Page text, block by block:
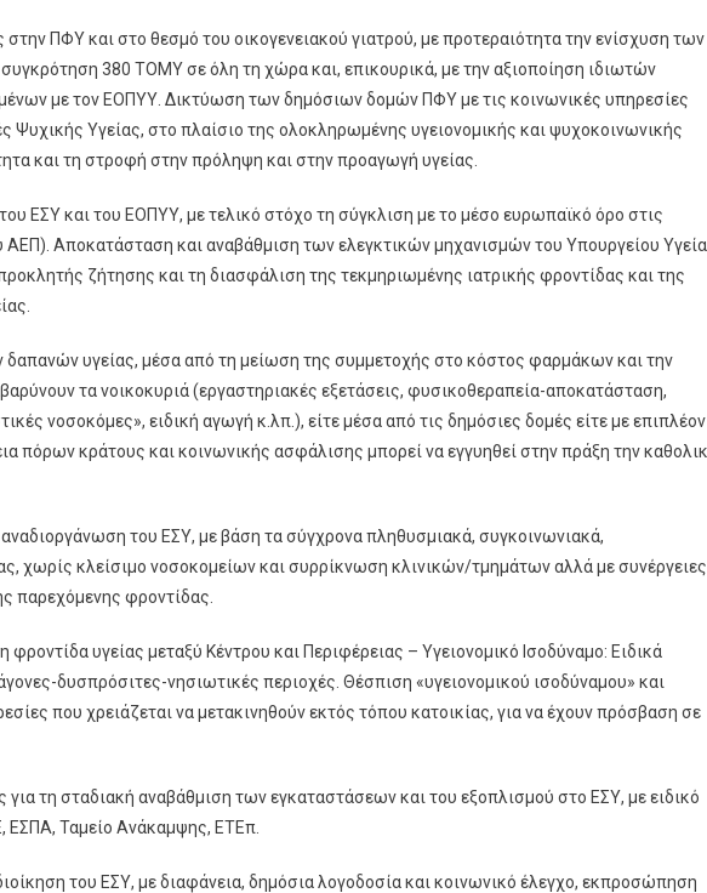
ΠΦΥ και στο θεσμό του οικογενειακού γιατρού, με προτεραιότητα την ενίσχυση των
380 ΤΟΜΥ σε όλη τη χώρα και, επικουρικά, με την αξιοποίηση ιδιωτών
με τον ΕΟΠΥΥ. Δικτύωση των δημόσιων δομών ΠΦΥ με τις κοινωνικές υπηρεσίες
Ψυχικής Υγείας, στο πλαίσιο της ολοκληρωμένης υγειονομικής και ψυχοκοινωνικής
και τη στροφή στην πρόληψη και στην προαγωγή υγείας.
ΕΣΥ και του ΕΟΠΥΥ, με τελικό στόχο τη σύγκλιση με το μέσο ευρωπαϊκό όρο στις
ΑΕΠ). Αποκατάσταση και αναβάθμιση των ελεγκτικών μηχανισμών του Υπουργείου
ζήτησης και τη διασφάλιση της τεκμηριωμένης ιατρικής φροντίδας και της
υγείας, μέσα από τη μείωση της συμμετοχής στο κόστος φαρμάκων και την
τα νοικοκυριά (εργαστηριακές εξετάσεις, φυσικοθεραπεία-αποκατάσταση,
νοσοκόμες», ειδική αγωγή κ.λπ.), είτε μέσα από τις δημόσιες δομές είτε με επιπλέον
πόρων κράτους και κοινωνικής ασφάλισης μπορεί να εγγυηθεί στην πράξη την
του ΕΣΥ, με βάση τα σύγχρονα πληθυσμιακά, συγκοινωνιακά,
χωρίς κλείσιμο νοσοκομείων και συρρίκνωση κλινικών/τμημάτων αλλά με συνέργειες
παρεχόμενης φροντίδας.
υγείας μεταξύ Κέντρου και Περιφέρειας – Υγειονομικό Ισοδύναμο: Ειδικά
δυσπρόσιτες-νησιωτικές περιοχές. Θέσπιση «υγειονομικού ισοδύναμου» και
που χρειάζεται να μετακινηθούν εκτός τόπου κατοικίας, για να έχουν πρόσβαση σε
για τη σταδιακή αναβάθμιση των εγκαταστάσεων και του εξοπλισμού στο ΕΣΥ, με ειδικό
ΕΣΠΑ, Ταμείο Ανάκαμψης, ΕΤΕπ.
του ΕΣΥ, με διαφάνεια, δημόσια λογοδοσία και κοινωνικό έλεγχο, εκπροσώπηση